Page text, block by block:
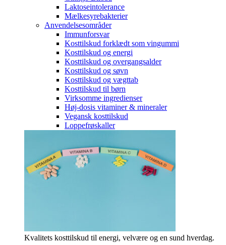
Laktoseintolerance
Mælkesyrebakterier
Anvendelsesområder
Immunforsvar
Kosttilskud forklædt som vingummi
Kosttilskud og energi
Kosttilskud og overgangsalder
Kosttilskud og søvn
Kosttilskud og vægttab
Kosttilskud til børn
Virksomme ingredienser
Høj-dosis vitaminer & mineraler
Vegansk kosttilskud
Loppefrøskaller
Kvalitets kosttilskud til energi, velvære og en sund hverdag.